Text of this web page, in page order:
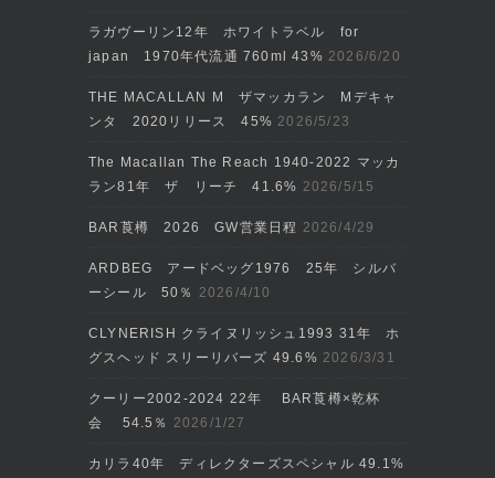
ラガヴーリン12年 ホワイトラベル for
japan 1970年代流通 760ml 43% 2026/6/20
THE MACALLAN M ザマッカラン Mデキャ
ンタ 2020リリース 45% 2026/5/23
The Macallan The Reach 1940-2022 マッカ
ラン81年 ザ リーチ 41.6% 2026/5/15
BAR莨樽 2026 GW営業日程 2026/4/29
ARDBEG アードベッグ1976 25年 シルバ
ーシール 50％
2026/4/10
CLYNERISH クライヌリッシュ1993 31年 ホ
グスヘッド スリーリバーズ 49.6% 2026/3/31
クーリー2002‐2024 22年 BAR莨樽×乾杯
会 54.5％
2026/1/27
カリラ40年 ディレクターズスペシャル 49.1%